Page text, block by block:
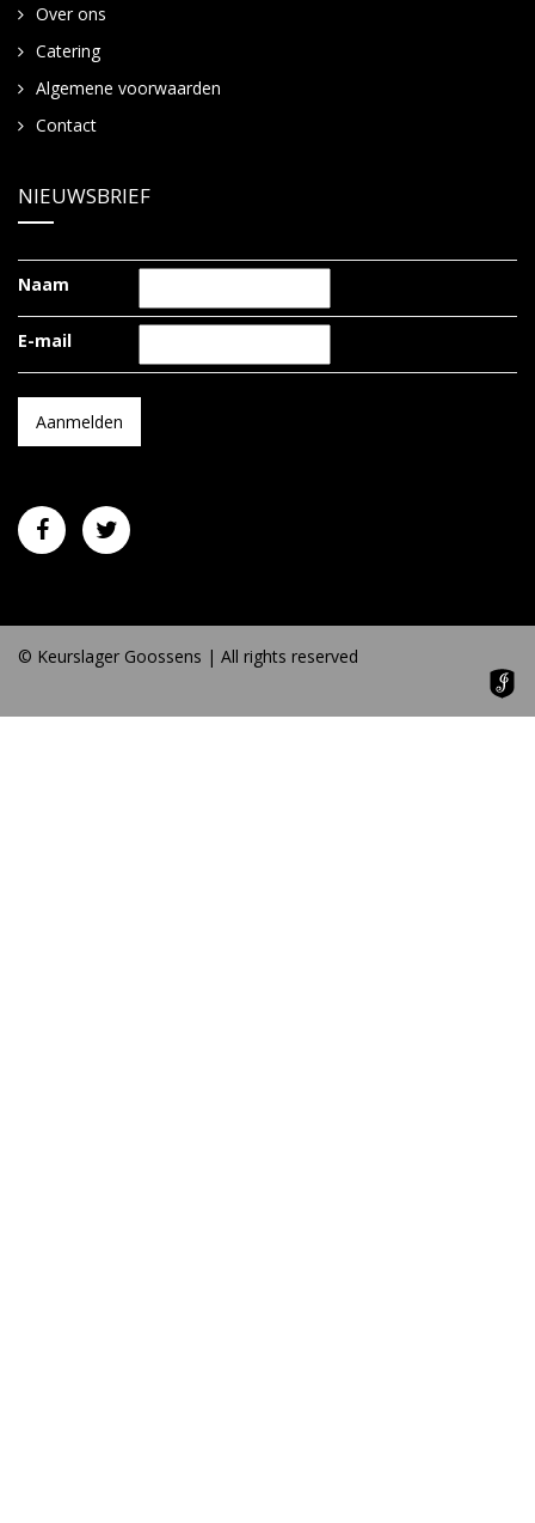
Over ons
Catering
Algemene voorwaarden
Contact
NIEUWSBRIEF
Naam
E-mail
© Keurslager Goossens | All rights reserved